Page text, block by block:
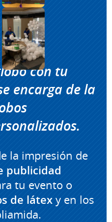
con tu
encarga de la
la impresión de
publicidad
tu evento o
de látexy en los